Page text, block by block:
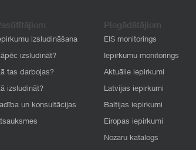
izsludināšana
izsludināt?
tas darbojas?
izsludināt?
un konsultācijas
Piegādātājiem
EIS monitorings
Iepirkumu monitorings
Aktuālie iepirkumi
Latvijas iepirkumi
Baltijas iepirkumi
Eiropas iepirkumi
Nozaru katalogs